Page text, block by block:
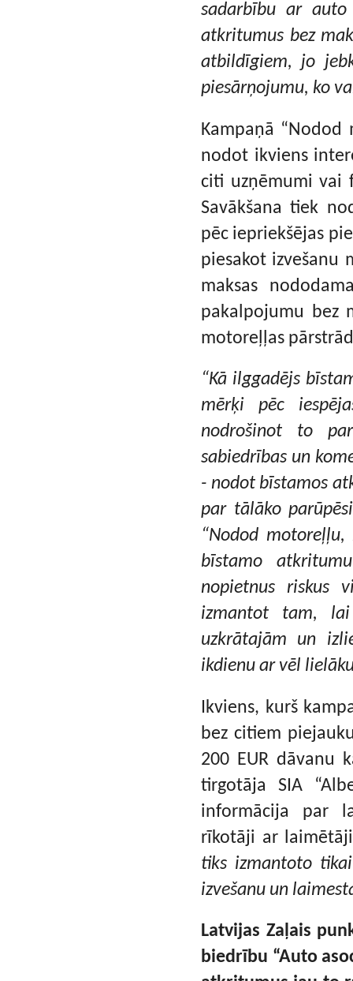
sadarbību ar auto
atkritumus bez
atbildīgiem, jo
piesārņojumu, ko
Kampaņā
nodot ikviens
citi uzņēmumi vai
Savākšana tiek
pēc iepriekšējas
piesakot izvešanu
maksas
pakalpojumu bez
motoreļļas
“Kā ilggadējs
mērķi pēc
nodrošinot to
sabiedrības un
- nodot bīstamos
par tālāko
“Nodod
bīstamo
nopietnus riskus
izmantot tam, lai
uzkrātajām un
ikdienu ar vēl
Ikviens, kurš
bez citiem
200 EUR dāvanu
tirgotāja SIA
informācija par
rīkotāji ar
tiks izmantoto
izvešanu un
Latvijas Zaļais
biedrību “Auto